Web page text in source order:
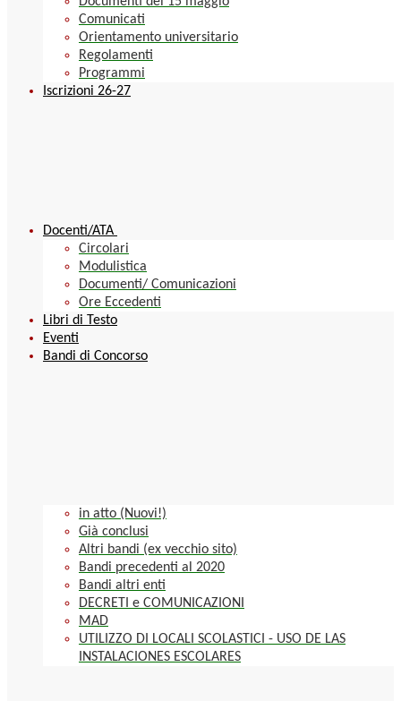
Comunicati
Orientamento universitario
Regolamenti
Programmi
Iscrizioni 26-27
Docenti/ATA
Circolari
Modulistica
Documenti/ Comunicazioni
Ore Eccedenti
Libri di Testo
Eventi
Bandi di Concorso
in atto (Nuovi!)
Già conclusi
Altri bandi (ex vecchio sito)
Bandi precedenti al 2020
Bandi altri enti
DECRETI e COMUNICAZIONI
MAD
UTILIZZO DI LOCALI SCOLASTICI - USO DE LAS
INSTALACIONES ESCOLARES